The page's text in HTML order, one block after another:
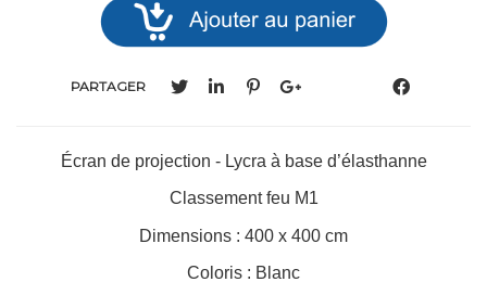
PARTAGER
Écran de projection - Lycra à base d’élasthanne
Classement feu M1
Dimensions : 400 x 400 cm
Coloris : Blanc